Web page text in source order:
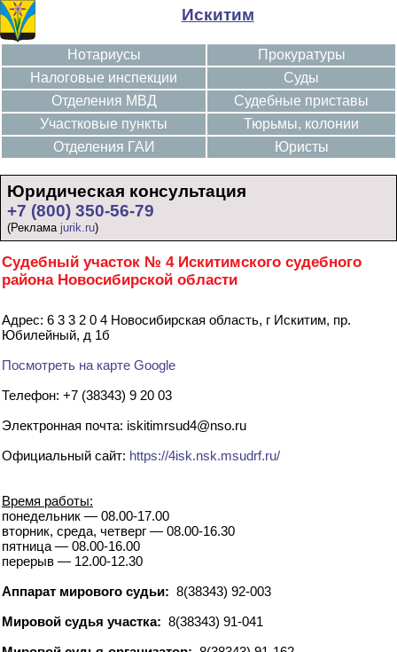
Искитим
Нотариусы
Налоговые инспекции
Отделения МВД
Участковые пункты
Отделения ГАИ
Прокуратуры
Суды
Судебные приставы
Тюрьмы, колонии
Юристы
Юридическая консультация
+7 (800) 350-56-79
(Реклама jurik.ru)
Судебный участок № 4 Искитимского судебного
района Новосибирской области
Адрес: 6 3 3 2 0 4 Новосибирская область, г Искитим, пр.
Юбилейный, д 1б
Посмотреть на карте Google
Телефон: +7 (38343) 9 20 03
Электронная почта: iskitimrsud4@nso.ru
Официальный сайт: https://4isk.nsk.msudrf.ru/
Время работы:
понедельник — 08.00-17.00
вторник, среда, четверг — 08.00-16.30
пятница — 08.00-16.00
перерыв — 12.00-12.30
Аппарат мирового судьи: 8(38343) 92-003
Мировой судья участка: 8(38343) 91-041